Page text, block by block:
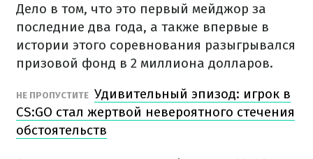
Дело в том, что это первый мейджор за
последние два года, а также впервые в
истории этого соревнования разыгрывался
призовой фонд в 2 миллиона долларов.
НЕ ПРОПУСТИТЕ Удивительный эпизод: игрок в
CS:GO стал жертвой невероятного стечения
обстоятельств